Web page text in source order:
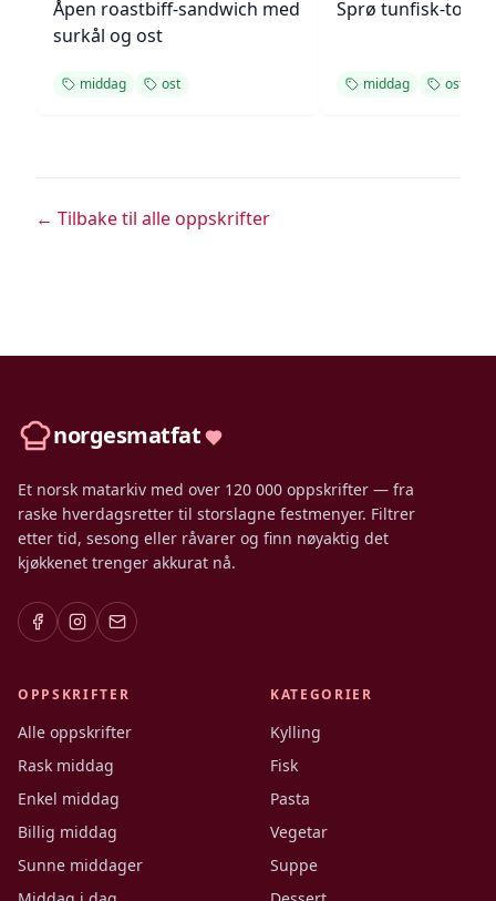
Åpen roastbiff-sandwich med
surkål og ost
middag ost
Sprø tunfisk-
middag ost
← Tilbake til alle oppskrifter
norgesmatfat
Et norsk matarkiv med over 120 000 oppskrifter — fra
raske hverdagsretter til storslagne festmenyer. Filtrer
etter tid, sesong eller råvarer og finn nøyaktig det
kjøkkenet trenger akkurat nå.
OPPSKRIFTER
Alle oppskrifter
Rask middag
Enkel middag
Billig middag
Sunne middager
KATEGORIER
Kylling
Fisk
Pasta
Vegetar
Suppe